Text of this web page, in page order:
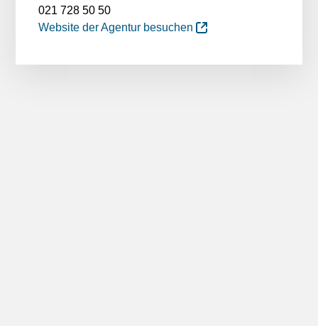
021 728 50 50
Website der Agentur besuchen